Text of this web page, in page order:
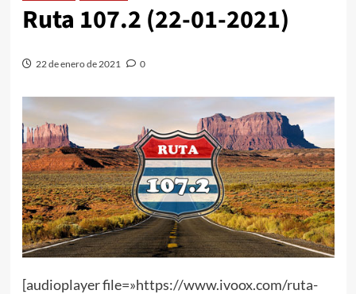
Ruta 107.2 (22-01-2021)
22 de enero de 2021 0
[audioplayer file=»https://www.ivoox.com/ruta-